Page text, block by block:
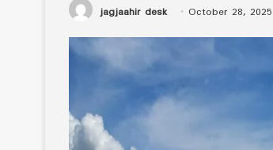
jagjaahir desk October 28, 2025